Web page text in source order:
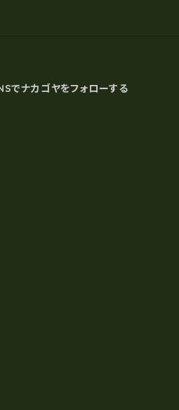
でナカゴヤをフォローする